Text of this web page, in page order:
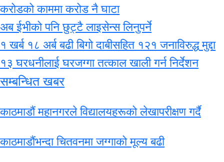
करोडको काममा करोड नै घाटा
अब ईभीको पनि छुट्टै लाइसेन्स लिनुपर्ने
१ खर्ब १८ अर्ब बढी बिगो दाबीसहित १२१ जनाविरुद्ध मुद्दा
१३ घरधनीलाई घरजग्गा तत्काल खाली गर्न निर्देशन
सम्बन्धित खबर
काठमाडौं महानगरले विद्यालयहरूको लेखापरीक्षण गर्दै
काठमाडौंभन्दा चितवनमा जग्गाको मूल्य बढी